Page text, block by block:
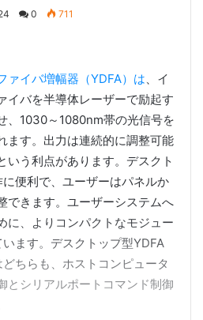
0
711
ァイバ増幅器（YDFA）は、イ
イバを半導体レーザーで励起す
、1030～1080nm帯の光信号を
ます。出力は連続的に調整可能
いう利点があります。デスクト
便利で、ユーザーはパネルか
できます。ユーザーシステムへ
に、よりコンパクトなモジュー
ます。デスクトップ型YDFA
ちらも、ホストコンピュータ
とシリアルポートコマンド制御